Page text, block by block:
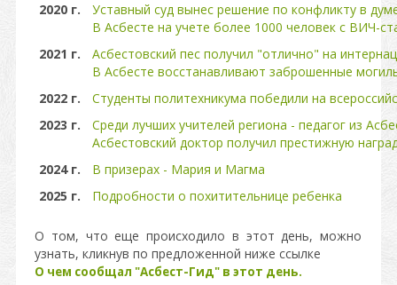
2020 г.
Уставный суд вынес решение по конфликту в
В Асбесте на учете более 1000 человек с ВИЧ-
2021 г.
Асбестовский пес получил "отлично" на
В Асбесте восстанавливают заброшенные
2022 г.
Студенты политехникума победили на
2023 г.
Среди лучших учителей региона - педагог из
Асбестовский доктор получил престижную
2024 г.
В призерах - Мария и Магма
2025 г.
Подробности о похитительнице ребенка
О том, что еще происходило в этот день, можно
узнать, кликнув по предложенной ниже ссылке
О чем сообщал "Асбест-Гид" в этот день.